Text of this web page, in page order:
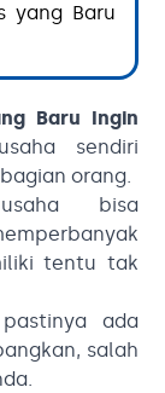
yang Baru
Baru Ingin
sendiri
orang.
bisa
tentu tak
ada
salah